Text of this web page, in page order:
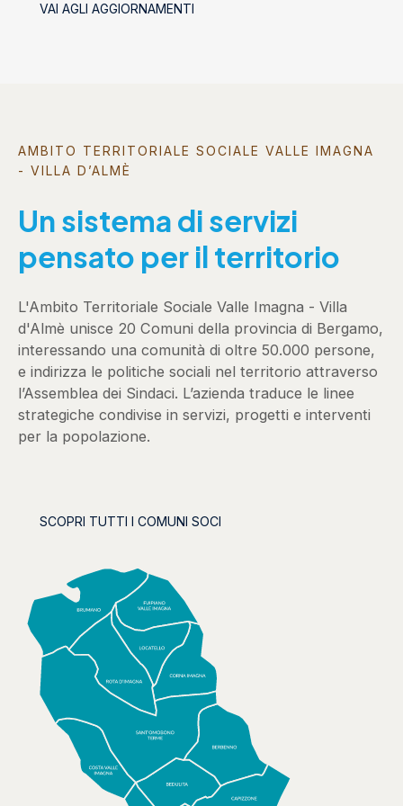
VAI AGLI AGGIORNAMENTI
AMBITO TERRITORIALE SOCIALE VALLE IMAGNA
- VILLA D’ALMÈ
Un sistema di servizi
pensato per il territorio
L'Ambito Territoriale Sociale Valle Imagna - Villa
d'Almè unisce 20 Comuni della provincia di Bergamo,
interessando una comunità di oltre 50.000 persone,
e indirizza le politiche sociali nel territorio attraverso
l’Assemblea dei Sindaci. L’azienda traduce le linee
strategiche condivise in servizi, progetti e interventi
per la popolazione.
SCOPRI TUTTI I COMUNI SOCI